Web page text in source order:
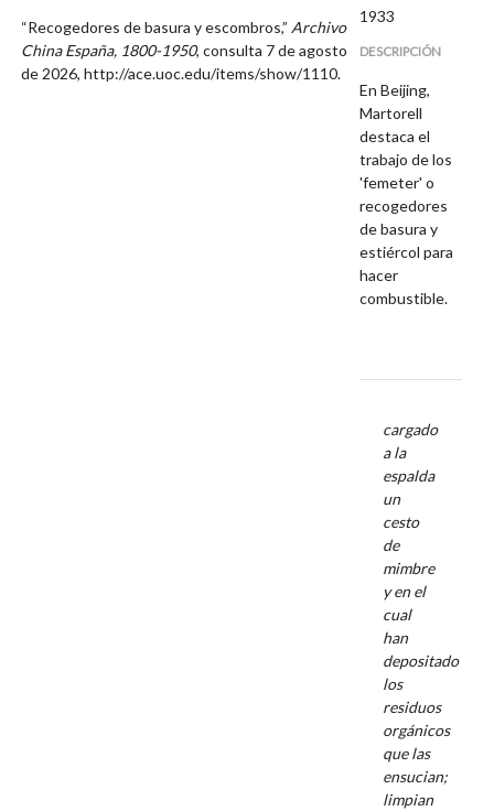
“Recogedores de basura y escombros,” Archivo
China España, 1800-1950, consulta 7 de agosto
de 2026,http://ace.uoc.edu/items/show/1110.
1933
DESCRIPCIÓN
En Beijing,
Martorell
destaca el
trabajo de los
'femeter' o
recogedores
de basura y
estiércol para
hacer
combustible.
cargado
a la
espalda
un
cesto
de
mimbre
y en el
cual
han
depositado
los
residuos
orgánicos
que las
ensucian;
limpian